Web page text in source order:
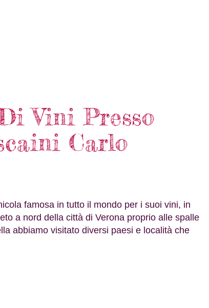
Vini Presso
Carlo
famosa in tutto il mondo per i suoi vini, in
a nord della città di Verona proprio alle spalle
abbiamo visitato diversi paesi e località che